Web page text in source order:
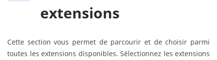
extensions
Cette section vous permet de parcourir et de choisir parmi
toutes les extensions disponibles. Sélectionnez les extensions